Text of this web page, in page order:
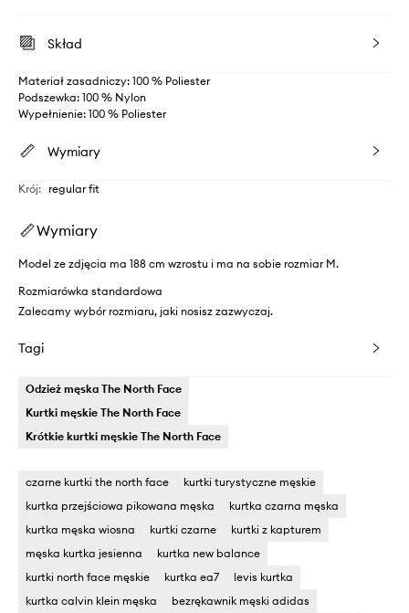
Skład
Materiał zasadniczy: 100 % Poliester
Podszewka: 100 % Nylon
Wypełnienie: 100 % Poliester
Wymiary
Krój: regular fit
Wymiary
Model ze zdjęcia ma 188 cm wzrostu i ma na sobie rozmiar M.
Rozmiarówka standardowa
Zalecamy wybór rozmiaru, jaki nosisz zazwyczaj.
Tagi
Odzież męska The North Face
Kurtki męskie The North Face
Krótkie kurtki męskie The North Face
czarne kurtki the north face
kurtki turystyczne męskie
kurtka przejściowa pikowana męska
kurtka czarna męska
kurtka męska wiosna
kurtki czarne
kurtki z kapturem
męska kurtka jesienna
kurtka new balance
kurtki north face męskie
kurtka ea7
levis kurtka
kurtka calvin klein męska
bezrękawnik męski adidas